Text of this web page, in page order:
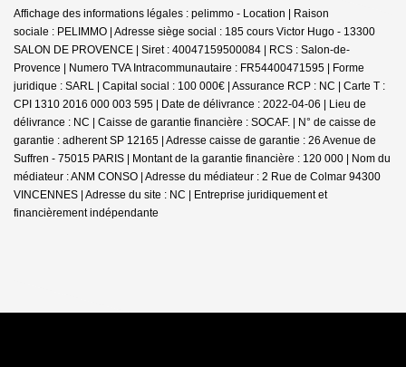
Affichage des informations légales : pelimmo - Location | Raison
sociale : PELIMMO | Adresse siège social : 185 cours Victor Hugo - 13300
SALON DE PROVENCE | Siret : 40047159500084 | RCS : Salon-de-
Provence | Numero TVA Intracommunautaire : FR54400471595 | Forme
juridique : SARL | Capital social : 100 000€ | Assurance RCP : NC | Carte T :
CPI 1310 2016 000 003 595 | Date de délivrance : 2022-04-06 | Lieu de
délivrance : NC | Caisse de garantie financière : SOCAF. | N° de caisse de
garantie : adherent SP 12165 | Adresse caisse de garantie : 26 Avenue de
Suffren - 75015 PARIS | Montant de la garantie financière : 120 000 | Nom du
médiateur : ANM CONSO | Adresse du médiateur : 2 Rue de Colmar 94300
VINCENNES | Adresse du site : NC | Entreprise juridiquement et
financièrement indépendante